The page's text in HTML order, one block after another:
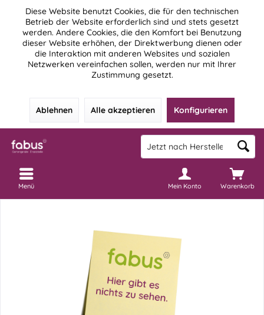
Diese Website benutzt Cookies, die für den technischen
Betrieb der Website erforderlich sind und stets gesetzt
werden. Andere Cookies, die den Komfort bei Benutzung
dieser Website erhöhen, der Direktwerbung dienen oder
die Interaktion mit anderen Websites und sozialen
Netzwerken vereinfachen sollen, werden nur mit Ihrer
Zustimmung gesetzt.
Ablehnen Alle akzeptieren Konfigurieren
Warenkorb
Mein Konto
Menü